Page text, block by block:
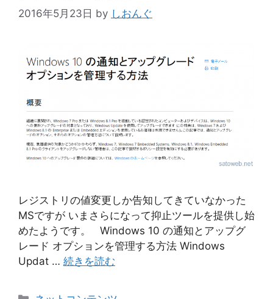
2016年5月23日 by しおんぐ
レジストリの値変更しか告知してきていなかった
MSですが いまさらになって抑止ツールを提供し始
めたようです。 Windows 10 の通知とアップグ
レード オプションを管理する方法 Windows
Updat … 続きを読む
カ